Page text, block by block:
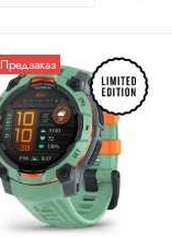
Предзаказ